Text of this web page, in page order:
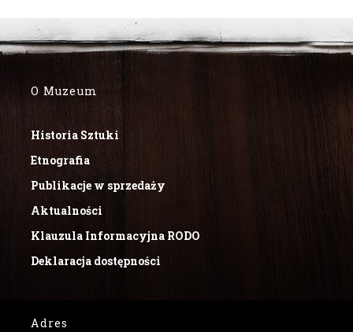
O Muzeum
Historia Sztuki
Etnografia
Publikacje w sprzedaży
Aktualności
Klauzula Informacyjna RODO
Deklaracja dostępności
Adres